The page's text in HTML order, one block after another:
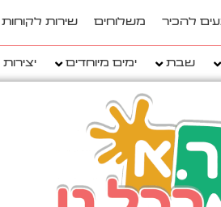
להכיר משלוחים שירות לקוחות
שבת ימים מיוחדים יצירות